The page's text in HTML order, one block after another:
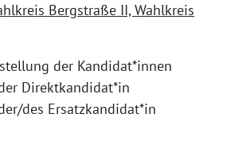
Bergstraße II, Wahlkreis
der Kandidat*innen
Direktkandidat*in
des Ersatzkandidat*in